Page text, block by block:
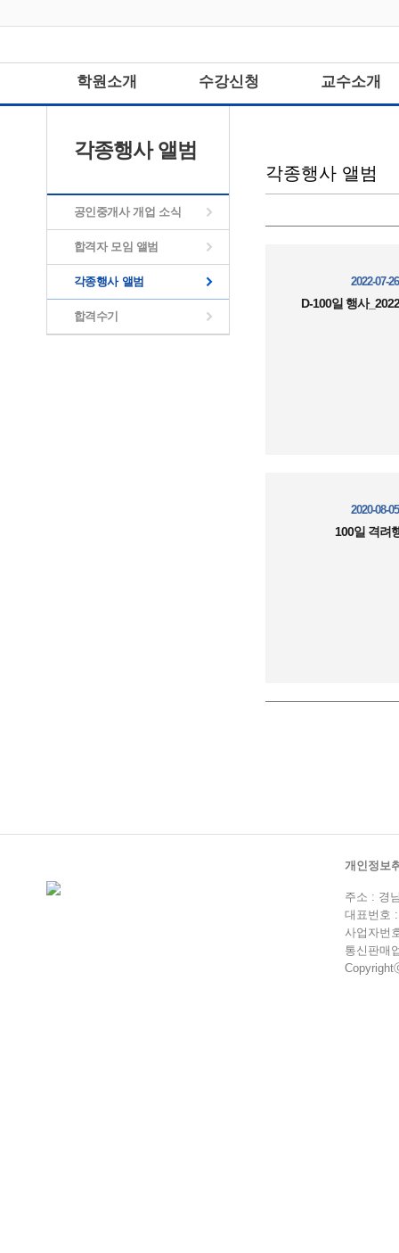
학원소개 수강신청 교수소개
각종행사 앨범
공인중개사 개업 소식
합격자 모임 앨범
각종행사 앨범
합격수기
각종행사 앨범
2022-07-26
D-100일 행사
2020-08-05
100일 격려
개인정보
주소 : 경
대표번호
사업자번
통신판매